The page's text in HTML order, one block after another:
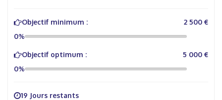
Objectif minimum :
2 500 €
0%
Objectif optimum :
5 000 €
0%
19 Jours restants